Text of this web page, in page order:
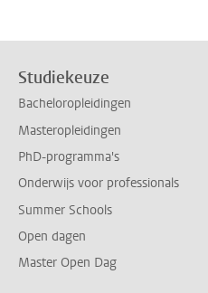
Studiekeuze
Bacheloropleidingen
Masteropleidingen
PhD-programma's
Onderwijs voor professionals
Summer Schools
Open dagen
Master Open Dag